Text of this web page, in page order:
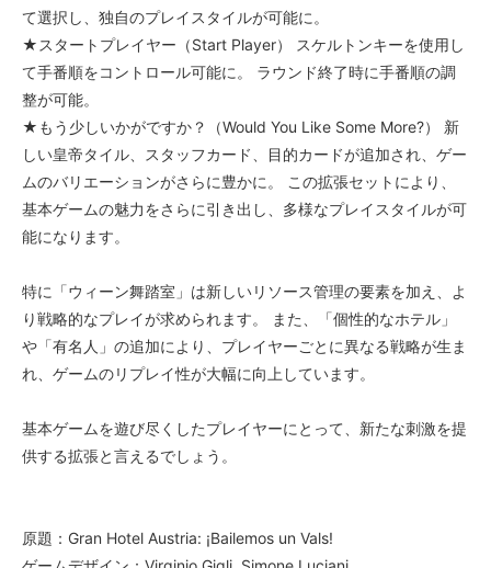
て選択し、独自のプレイスタイルが可能に。
★スタートプレイヤー（Start Player） スケルトンキーを使用し
て手番順をコントロール可能に。 ラウンド終了時に手番順の調
整が可能。
★もう少しいかがですか？（Would You Like Some More?） 新
しい皇帝タイル、スタッフカード、目的カードが追加され、ゲー
ムのバリエーションがさらに豊かに。 この拡張セットにより、
基本ゲームの魅力をさらに引き出し、多様なプレイスタイルが可
能になります。
特に「ウィーン舞踏室」は新しいリソース管理の要素を加え、よ
り戦略的なプレイが求められます。 また、「個性的なホテル」
や「有名人」の追加により、プレイヤーごとに異なる戦略が生ま
れ、ゲームのリプレイ性が大幅に向上しています。
基本ゲームを遊び尽くしたプレイヤーにとって、新たな刺激を提
供する拡張と言えるでしょう。
原題：Gran Hotel Austria: ¡Bailemos un Vals!